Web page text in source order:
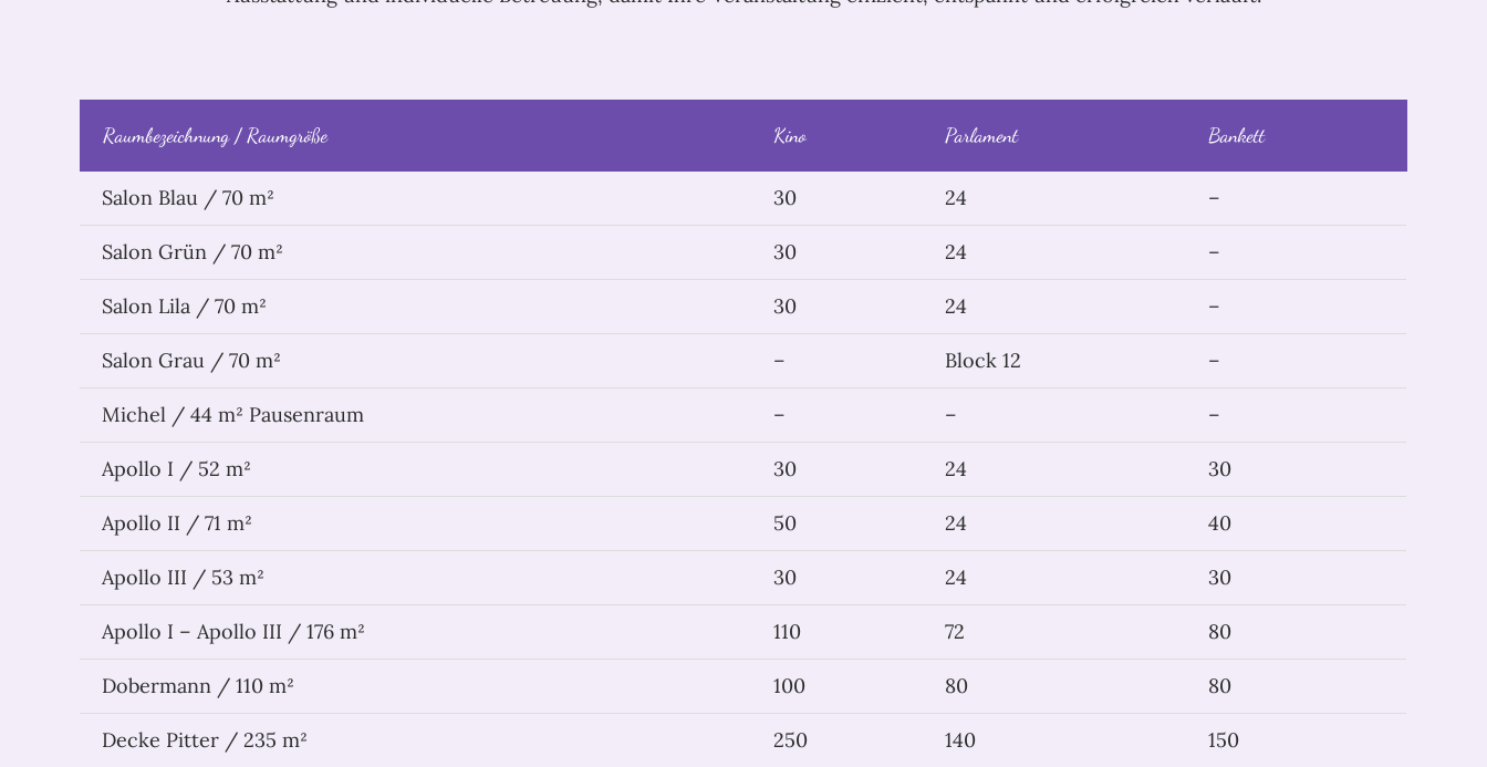
Raumbezeichnung / Raumgröße Kino Parlament Bankett
Salon Blau / 70 m² 30 24 –
Salon Grün / 70 m² 30 24 –
Salon Lila / 70 m² 30 24 –
Salon Grau / 70 m² – Block 12 –
Michel / 44 m² Pausenraum – – –
Apollo I / 52 m² 30 24 30
Apollo II / 71 m² 50 24 40
Apollo III / 53 m² 30 24 30
Apollo I – Apollo III / 176 m² 110 72 80
Dobermann / 110 m² 100 80 80
Decke Pitter / 235 m² 250 140 150